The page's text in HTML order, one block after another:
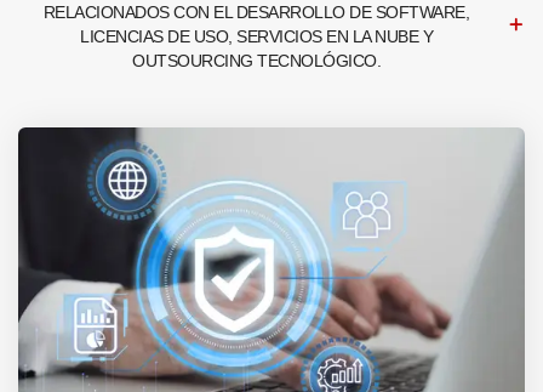
RELACIONADOS CON EL DESARROLLO DE SOFTWARE,
LICENCIAS DE USO, SERVICIOS EN LA NUBE Y
OUTSOURCING TECNOLÓGICO.